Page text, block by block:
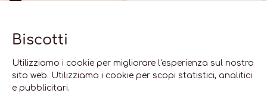
Biscotti
Utilizziamo i cookie per migliorare l'esperienza sul nostro
sito web. Utilizziamo i cookie per scopi statistici, analitici
e pubblicitari.